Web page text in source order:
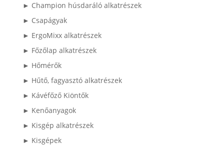
► Champion húsdaráló alkatrészek
► Csapágyak
► ErgoMixx alkatrészek
► Főzőlap alkatrészek
► Hőmérők
► Hűtő, fagyasztó alkatrészek
► Kávéfőző Kiöntők
► Kenőanyagok
► Kisgép alkatrészek
► Kisgépek